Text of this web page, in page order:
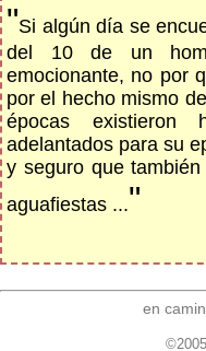
"Si algún día se
del 10 de un
emocionante, no por
por el hecho mismo
épocas existieron
adelantados para su
y seguro que
aguafiestas ..."
en